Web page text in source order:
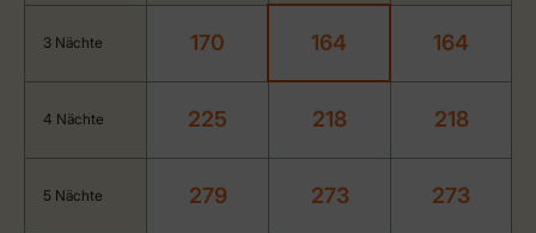
3 Nächte 170 164 164
4 Nächte 225 218 218
5 Nächte 279 273 273